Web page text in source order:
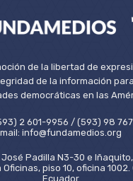
de la libertad de
de la información
democráticas en las
2 601-9956 / (593) 98
mail: info@fundamedios.org
Padilla N3-30 e
piso 10, oficina
Ecuador